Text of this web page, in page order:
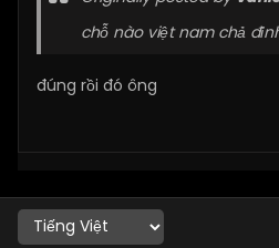
chỗ nào việt nam chả
đúng rồi đó ông